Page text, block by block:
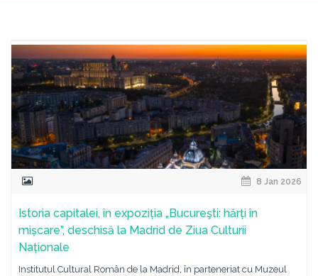
8 Jan 2026
Istoria capitalei, în expoziția „Bucureşti: hărți în
mișcare”, deschisă la Madrid de Ziua Culturii
Naționale
Institutul Cultural Român de la Madrid, în parteneriat cu Muzeul